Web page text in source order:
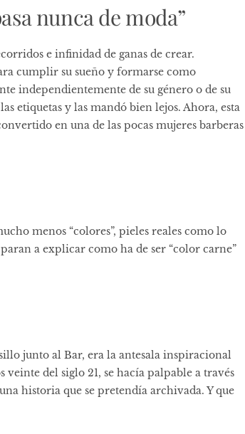
nunca de moda”
e infinidad de ganas de crear.
cumplir su sueño y formarse como
independientemente de su género o de su
etiquetas y las mandó bien lejos. Ahora, esta
en una de las pocas mujeres barberas
menos “colores”, pieles reales como lo
a explicar como ha de ser “color carne”
junto al Bar, era la antesala inspiracional
veinte del siglo 21, se hacía palpable a través
historia que se pretendía archivada. Y que